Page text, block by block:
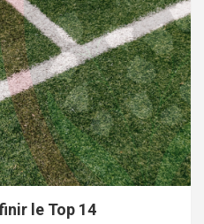
le Top 14